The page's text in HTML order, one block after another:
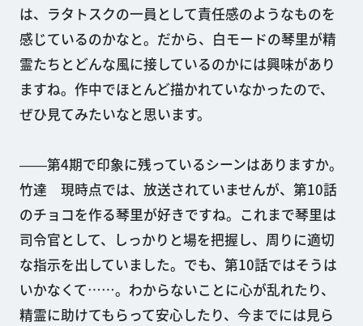
は、ラタトスクの一員として責任感のようなものを
感じているのかなと。だから、白モードの琴里が精
霊たちとどんな風に接しているのかには興味があり
ますね。作中でほとんど描かれていなかったので、
ぜひ見てみたいなと思います。
――第4期で印象に残っているシーンはありますか。
竹達 現時点では、放送されていませんが、第10話
のチョコを作る琴里が好きですね。これまで琴里は
司令官として、しっかりと場を把握し、周りに適切
な指示を出していました。でも、第10話ではそうは
いかなくて……。わからないことに心が乱れたり、
精霊に助けてもらって安心したり、今までには見ら